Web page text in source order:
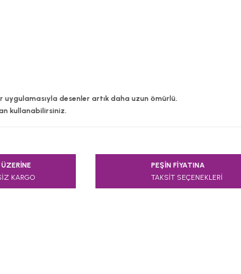
desenler artık daha uzun ömürlü.
kullanabilirsiniz.
yetersiz gördüğünüz noktaları öneri formunu kullanarak
KARGO
PEŞİN FİYATINA
TAKSİT SEÇENEKLERİ